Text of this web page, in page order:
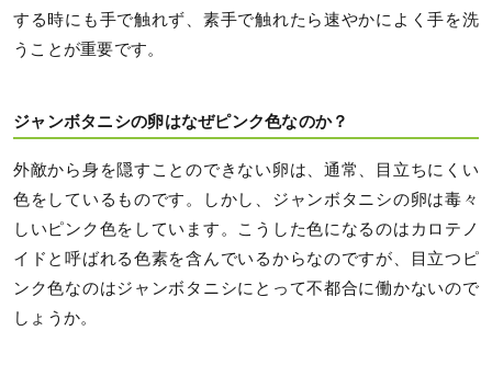
する時にも手で触れず、素手で触れたら速やかによく手を洗
うことが重要です。
ジャンボタニシの卵はなぜピンク色なのか？
外敵から身を隠すことのできない卵は、通常、目立ちにくい
色をしているものです。しかし、ジャンボタニシの卵は毒々
しいピンク色をしています。こうした色になるのはカロテノ
イドと呼ばれる色素を含んでいるからなのですが、目立つピ
ンク色なのはジャンボタニシにとって不都合に働かないので
しょうか。